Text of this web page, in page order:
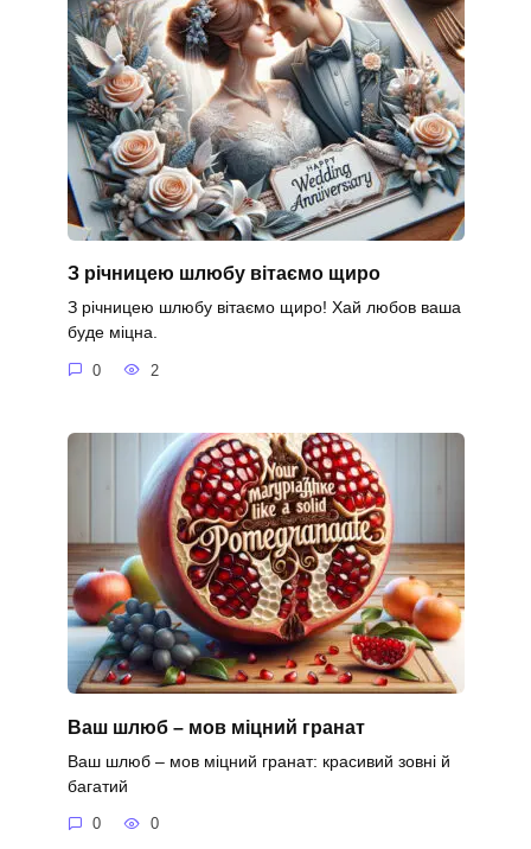
З річницею шлюбу вітаємо щиро
З річницею шлюбу вітаємо щиро! Хай любов ваша
буде міцна.
0 2
Ваш шлюб – мов міцний гранат
Ваш шлюб – мов міцний гранат: красивий зовні й
багатий
0 0